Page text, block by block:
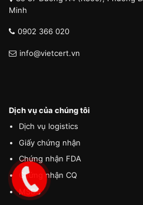
Minh
0902 366 020
info@vietcert.vn
Dịch vụ của chúng tôi
Dịch vụ logistics
Giấy chứng nhận
Chứng nhận FDA
Chứng nhận CQ
MSDS